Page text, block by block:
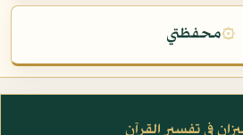
۞محفظتي
في تفسير القرآن